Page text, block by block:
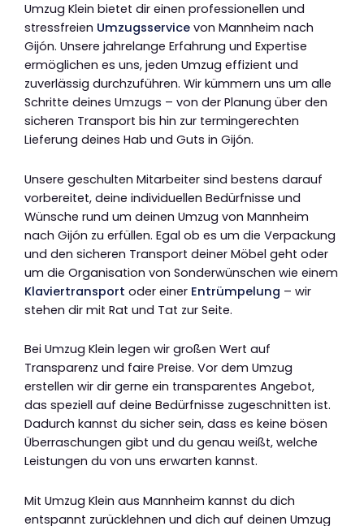
Umzug Klein bietet dir einen professionellen und
stressfreien Umzugsservice von Mannheim nach
Gijón. Unsere jahrelange Erfahrung und Expertise
ermöglichen es uns, jeden Umzug effizient und
zuverlässig durchzuführen. Wir kümmern uns um alle
Schritte deines Umzugs – von der Planung über den
sicheren Transport bis hin zur termingerechten
Lieferung deines Hab und Guts in Gijón.
Unsere geschulten Mitarbeiter sind bestens darauf
vorbereitet, deine individuellen Bedürfnisse und
Wünsche rund um deinen Umzug von Mannheim
nach Gijón zu erfüllen. Egal ob es um die Verpackung
und den sicheren Transport deiner Möbel geht oder
um die Organisation von Sonderwünschen wie einem
Klaviertransport oder einer Entrümpelung – wir
stehen dir mit Rat und Tat zur Seite.
Bei Umzug Klein legen wir großen Wert auf
Transparenz und faire Preise. Vor dem Umzug
erstellen wir dir gerne ein transparentes Angebot,
das speziell auf deine Bedürfnisse zugeschnitten ist.
Dadurch kannst du sicher sein, dass es keine bösen
Überraschungen gibt und du genau weißt, welche
Leistungen du von uns erwarten kannst.
Mit Umzug Klein aus Mannheim kannst du dich
entspannt zurücklehnen und dich auf deinen Umzug